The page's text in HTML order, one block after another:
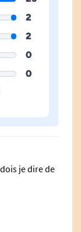
2
2
0
0
je dire de